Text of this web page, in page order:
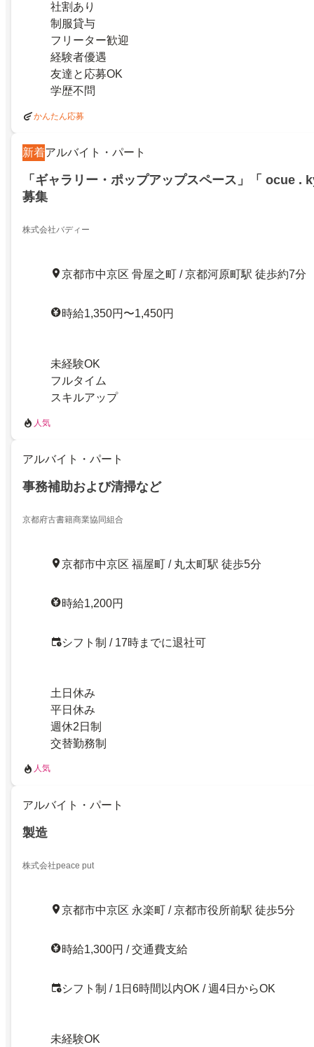
社割あり
制服貸与
フリーター歓迎
経験者優遇
友達と応募OK
学歴不問
かんたん応募
新着アルバイト・パート
「ギャラリー・ポップアップスペース」「 ocue .
募集
株式会社バディー
京都市中京区 骨屋之町 / 京都河原町駅 徒歩約7分
時給1,350円〜1,450円
未経験OK
フルタイム
スキルアップ
人気
アルバイト・パート
事務補助および清掃など
京都府古書籍商業協同組合
京都市中京区 福屋町 / 丸太町駅 徒歩5分
時給1,200円
シフト制 / 17時までに退社可
土日休み
平日休み
週休2日制
交替勤務制
人気
アルバイト・パート
製造
株式会社peace put
京都市中京区 永楽町 / 京都市役所前駅 徒歩5分
時給1,300円 / 交通費支給
シフト制 / 1日6時間以内OK / 週4日からOK
未経験OK